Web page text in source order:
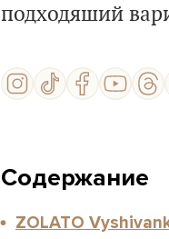
подходяший
Содержание
ZOLATO